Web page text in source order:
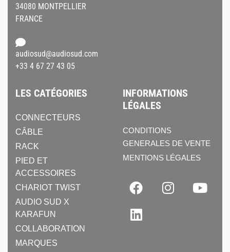
34080 MONTPELLIER
FRANCE
audiosud@audiosud.com
+33 4 67 27 43 05
LES CATÉGORIES
CONNECTEURS
CÂBLE
RACK
PIED ET
ACCESSOIRES
CHARIOT TWIST
AUDIO SUD X
KARAFUN
COLLABORATION
MARQUES
INFORMATIONS
LÉGALES
CONDITIONS
GENERALES DE VENTE
MENTIONS LÉGALES